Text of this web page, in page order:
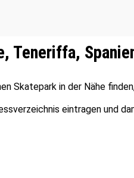
Teneriffa,
Skatepark in der Nähe
eintragen und